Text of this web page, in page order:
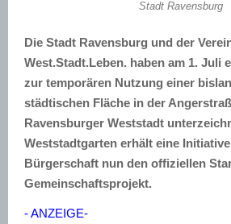
Stadt Ravensburg
Die Stadt Ravensburg und der
West.Stadt.Leben. haben am 1. Juli
zur temporären Nutzung einer
städtischen Fläche in der
Ravensburger Weststadt
Weststadtgarten erhält eine
Bürgerschaft nun den offiziellen
Gemeinschaftsprojekt.
- ANZEIGE-